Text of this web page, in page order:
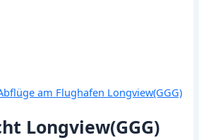
am Flughafen Longview(GGG)
Longview(GGG)